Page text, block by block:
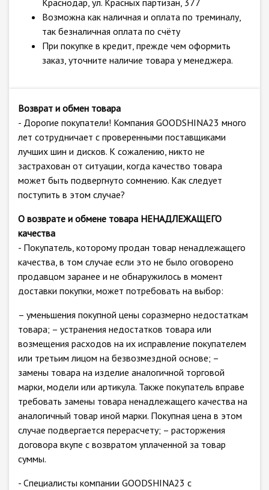
Краснодар, ул. Красных партизан, 377
Возможна как наличная и оплата по треминалу,
так безналичная оплата по счёту
При покупке в кредит, прежде чем оформить
заказ, уточните наличие товара у менеджера.
Возврат и обмен товара
- Дорогие покупатели! Компания GOODSHINA23 много
лет сотрудничает с проверенными поставщиками
лучших шин и дисков. К сожалению, никто не
застрахован от ситуации, когда качество товара
может быть подвергнуто сомнению. Как следует
поступить в этом случае?
О возврате и обмене товара НЕНАДЛЕЖАЩЕГО
качества
- Покупатель, которому продан товар ненадлежащего
качества, в том случае если это не было оговорено
продавцом заранее и не обнаружилось в момент
доставки покупки, может потребовать на выбор:
– уменьшения покупной цены соразмерно недостаткам
товара; – устранения недостатков товара или
возмещения расходов на их исправление покупателем
или третьим лицом на безвозмездной основе; –
замены товара на изделие аналогичной торговой
марки, модели или артикула. Также покупатель вправе
требовать замены товара ненадлежащего качества на
аналогичный товар иной марки. Покупная цена в этом
случае подвергается перерасчету; – расторжения
договора вкупе с возвратом уплаченной за товар
суммы.
- Специалисты компании GOODSHINA23 с